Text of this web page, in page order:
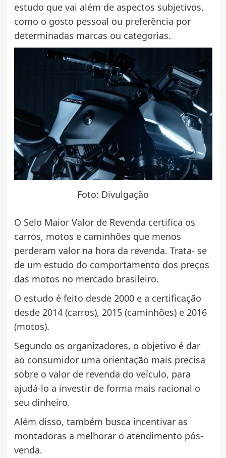
estudo que vai além de aspectos subjetivos,
como o gosto pessoal ou preferência por
determinadas marcas ou categorias.
Foto: Divulgação
O Selo Maior Valor de Revenda certifica os
carros, motos e caminhões que menos
perderam valor na hora da revenda. Trata- se
de um estudo do comportamento dos preços
das motos no mercado brasileiro.
O estudo é feito desde 2000 e a certificação
desde 2014 (carros), 2015 (caminhões) e 2016
(motos).
Segundo os organizadores, o objetivo é dar
ao consumidor uma orientação mais precisa
sobre o valor de revenda do veículo, para
ajudá-lo a investir de forma mais racional o
seu dinheiro.
Além disso, também busca incentivar as
montadoras a melhorar o atendimento pós-
venda.